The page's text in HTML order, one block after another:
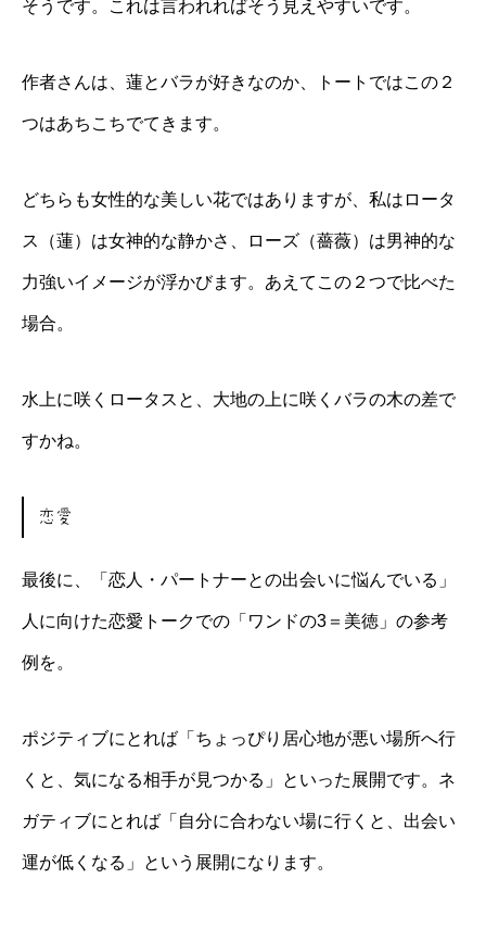
そうです。これは言われればそう見えやすいです。
作者さんは、蓮とバラが好きなのか、トートではこの２
つはあちこちでてきます。
どちらも女性的な美しい花ではありますが、私はロータ
ス（蓮）は女神的な静かさ、ローズ（薔薇）は男神的な
力強いイメージが浮かびます。あえてこの２つで比べた
場合。
水上に咲くロータスと、大地の上に咲くバラの木の差で
すかね。
恋愛
最後に、「恋人・パートナーとの出会いに悩んでいる」
人に向けた恋愛トークでの「ワンドの3＝美徳」の参考
例を。
ポジティブにとれば「ちょっぴり居心地が悪い場所へ行
くと、気になる相手が見つかる」といった展開です。ネ
ガティブにとれば「自分に合わない場に行くと、出会い
運が低くなる」という展開になります。